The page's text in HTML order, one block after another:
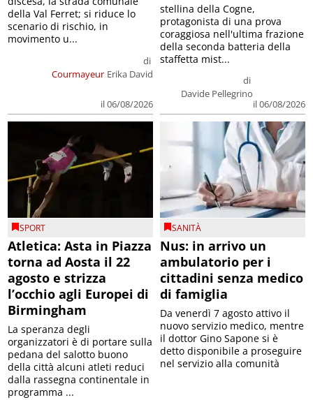
Courmayeur
di
Erika David
il 06/08/2026
della Val Ferret; si riduce lo
scenario di rischio, in
movimento u...
di
Davide Pellegrino
il 06/08/2026
stellina della Cogne,
protagonista di una prova
coraggiosa nell'ultima frazione
della seconda batteria della
staffetta mist...
SPORT
Atletica: Asta in Piazza
torna ad Aosta il 22
agosto e strizza
l’occhio agli Europei di
Birmingham
La speranza degli
organizzatori è di portare sulla
pedana del salotto buono
della città alcuni atleti reduci
dalla rassegna continentale in
programma ...
SANITÀ
Nus: in arrivo un
ambulatorio per i
cittadini senza medico
di famiglia
Da venerdì 7 agosto attivo il
nuovo servizio medico, mentre
il dottor Gino Sapone si è
detto disponibile a proseguire
nel servizio alla comunità